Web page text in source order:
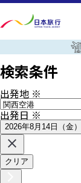
検索条件
出発地 ※
出発日※
2026年8月14日（金）
クリア